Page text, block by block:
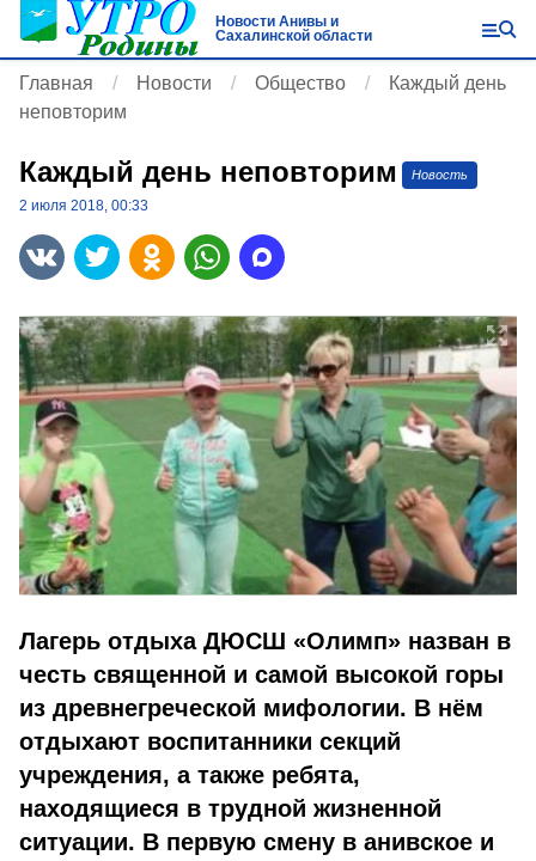
Новости Анивы и
Сахалинской области
Главная Новости Общество
Каждый день
неповторим
Каждый день неповторим Новость
2 июля 2018, 00:33
Лагерь отдыха ДЮСШ «Олимп» назван в
честь священной и самой высокой горы
из древнегреческой мифологии. В нём
отдыхают воспитанники секций
учреждения, а также ребята,
находящиеся в трудной жизненной
ситуации. В первую смену в анивское и